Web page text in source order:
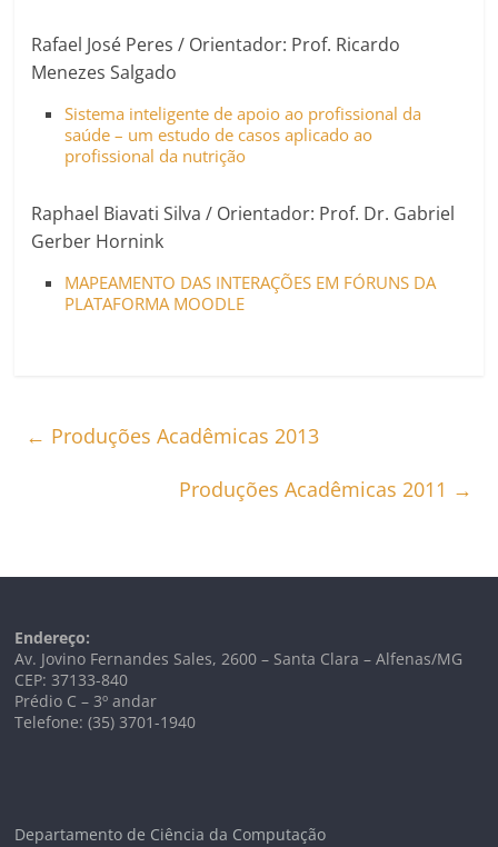
Rafael José Peres / Orientador: Prof. Ricardo
Menezes Salgado
Sistema inteligente de apoio ao profissional da
saúde – um estudo de casos aplicado ao
profissional da nutrição
Raphael Biavati Silva / Orientador: Prof. Dr. Gabriel
Gerber Hornink
MAPEAMENTO DAS INTERAÇÕES EM FÓRUNS DA
PLATAFORMA MOODLE
← Produções Acadêmicas 2013
Produções Acadêmicas 2011 →
Endereço:
Av. Jovino Fernandes Sales, 2600 – Santa Clara – Alfenas/MG
CEP: 37133-840
Prédio C – 3º andar
Telefone: (35) 3701-1940
Departamento de Ciência da Computação